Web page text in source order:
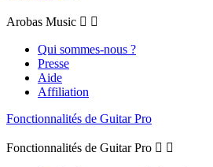
Arobas Music  
Qui sommes-nous ?
Presse
Aide
Affiliation
Fonctionnalités de Guitar Pro
Fonctionnalités de Guitar Pro  